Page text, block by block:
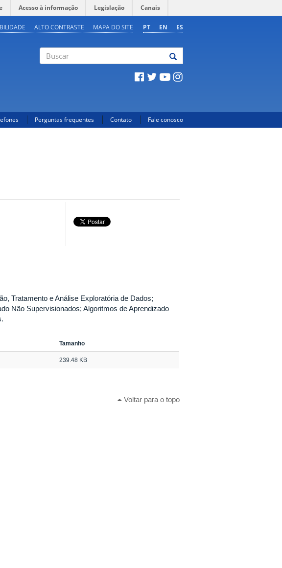
Acesso à informação Legislação Canais
PT EN ES
ALTO CONTRASTE MAPA DO SITE
Perguntas frequentes Contato Fale conosco
Tratamento e Análise Exploratória de Dados;
Não Supervisionados; Algoritmos de Aprendizado
Tamanho
239.48 KB
Voltar para o topo